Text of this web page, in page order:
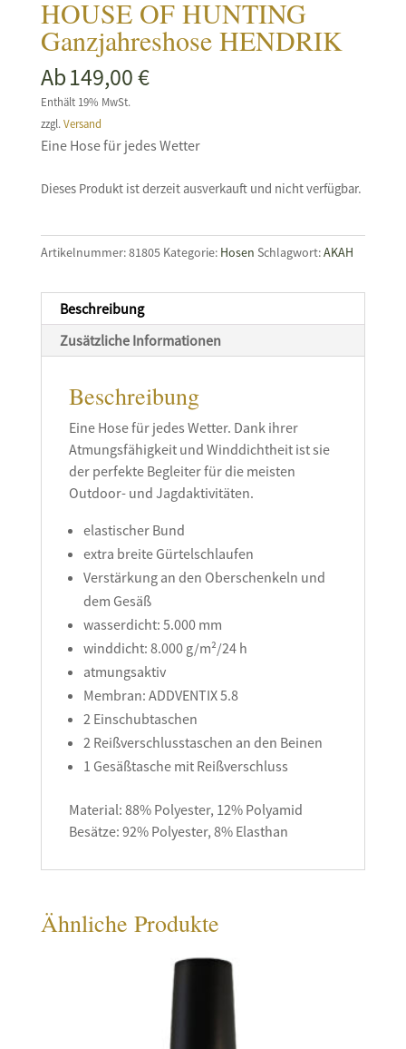
HOUSE OF HUNTING
Ganzjahreshose HENDRIK
Ab149,00€
Enthält 19% MwSt.
zzgl. Versand
Eine Hose für jedes Wetter
Dieses Produkt ist derzeit ausverkauft und nicht verfügbar.
Artikelnummer:81805 Kategorie: Hosen Schlagwort:AKAH
Beschreibung
Zusätzliche Informationen
Beschreibung
Eine Hose für jedes Wetter. Dank ihrer
Atmungsfähigkeit und Winddichtheit ist sie
der perfekte Begleiter für die meisten
Outdoor- und Jagdaktivitäten.
elastischer Bund
extra breite Gürtelschlaufen
Verstärkung an den Oberschenkeln und
dem Gesäß
wasserdicht: 5.000 mm
winddicht: 8.000 g/m²/24 h
atmungsaktiv
Membran: ADDVENTIX 5.8
2 Einschubtaschen
2 Reißverschlusstaschen an den Beinen
1 Gesäßtasche mit Reißverschluss
Material: 88% Polyester, 12% Polyamid
Besätze: 92% Polyester, 8% Elasthan
Ähnliche Produkte